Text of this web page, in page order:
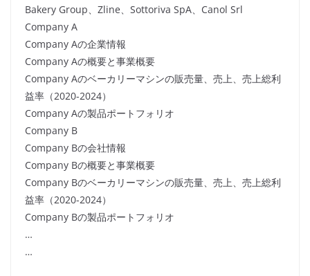
Bakery Group、Zline、Sottoriva SpA、Canol Srl
Company A
Company Aの企業情報
Company Aの概要と事業概要
Company Aのベーカリーマシンの販売量、売上、売上総利
益率（2020-2024）
Company Aの製品ポートフォリオ
Company B
Company Bの会社情報
Company Bの概要と事業概要
Company Bのベーカリーマシンの販売量、売上、売上総利
益率（2020-2024）
Company Bの製品ポートフォリオ
…
…